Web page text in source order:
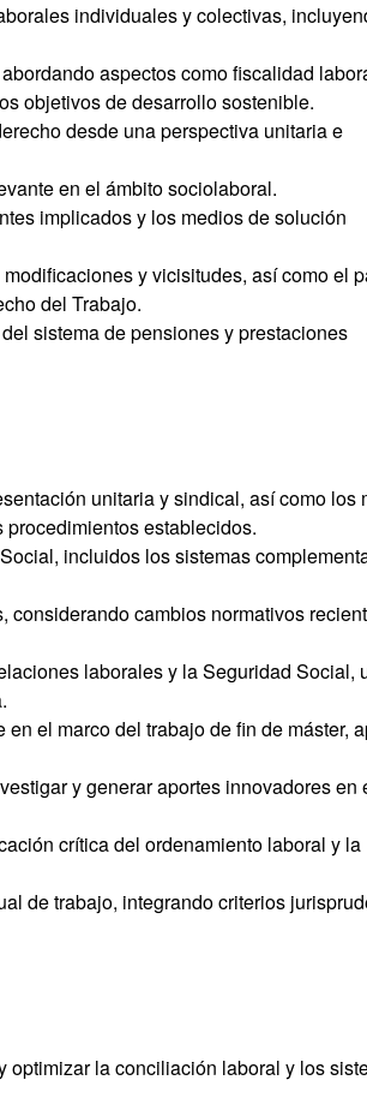
individuales y colectivas,
aspectos como fiscalidad
objetivos de desarrollo sostenible.
desde una perspectiva unitaria e
en el ámbito sociolaboral.
implicados y los medios de solución
y vicisitudes, así como el
del Trabajo.
sistema de pensiones y prestaciones
unitaria y sindical, así como los
establecidos.
incluidos los sistemas
cambios normativos
laborales y la Seguridad Social,
el marco del trabajo de fin de máster,
y generar aportes innovadores en
crítica del ordenamiento laboral y la
de trabajo, integrando criterios
la conciliación laboral y los